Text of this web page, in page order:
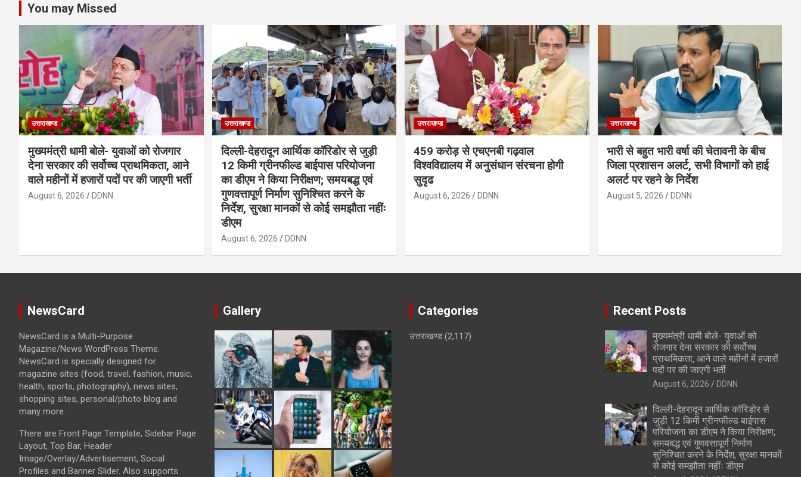
You may Missed
उत्तराखण्ड
मुख्यमंत्री धामी बोले- युवाओं को रोजगार
देना सरकार की सर्वोच्च प्राथमिकता, आने
वाले महीनों में हजारों पदों पर की जाएगी भर्ती
August 6, 2026 DDNN
उत्तराखण्ड
दिल्ली-देहरादून आर्थिक कॉरिडोर से जुड़ी
12 किमी ग्रीनफील्ड बाईपास परियोजना
का डीएम ने किया निरीक्षण; समयबद्ध एवं
गुणवत्तापूर्ण निर्माण सुनिश्चित करने के
निर्देश, सुरक्षा मानकों से कोई समझौता नहींः
डीएम
August 6, 2026 DDNN
उत्तराखण्ड
459 करोड़ से एचएनबी गढ़वाल
विश्वविद्यालय में अनुसंधान संरचना होगी
सुदृढ
August 6, 2026 DDNN
उत्तराखण्ड
भारी से बहुत भारी वर्षा की चेतावनी के बीच
जिला प्रशासन अलर्ट, सभी विभागों को हाई
अलर्ट पर रहने के निर्देश
August 5, 2026 DDNN
NewsCard
NewsCard is a Multi-Purpose
Magazine/News WordPress Theme.
NewsCard is specially designed for
magazine sites (food, travel, fashion, music,
health, sports, photography), news sites,
shopping sites, personal/photo blog and
many more.
There are Front Page Template, Sidebar Page
Layout, Top Bar, Header
Image/Overlay/Advertisement, Social
Profiles and Banner Slider. Also supports
Gallery Categories
उत्तराखण्ड(2,117)
Recent Posts
मुख्यमंत्री धामी बोले- युवाओं को
रोजगार देना सरकार की सर्वोच्च
प्राथमिकता, आने वाले महीनों में हजारों
पदों पर की जाएगी भर्ती
August 6, 2026 DDNN
दिल्ली-देहरादून आर्थिक कॉरिडोर से
जुड़ी 12 किमी ग्रीनफील्ड बाईपास
परियोजना का डीएम ने किया निरीक्षण;
समयबद्ध एवं गुणवत्तापूर्ण निर्माण
सुनिश्चित करने के निर्देश, सुरक्षा मानकों
से कोई समझौता नहींः डीएम